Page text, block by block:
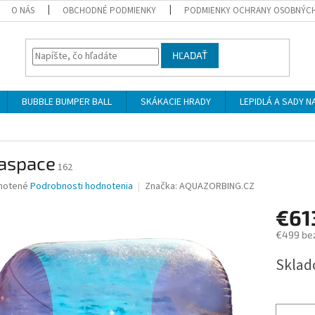
O NÁS OBCHODNÉ PODMIENKY PODMIENKY OCHRANY
HĽADAŤ
BUBBLE BUMPER BALL SKÁKACIE HRADY LEPIDLÁ A SADY
162
Podrobnosti hodnotenia Značka: AQUAZORBING.CZ
€499
cena: